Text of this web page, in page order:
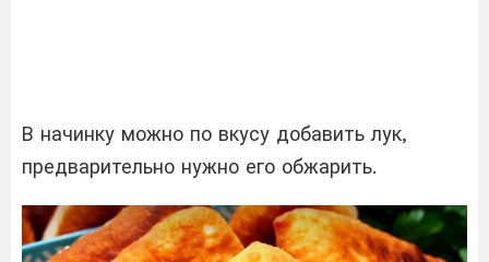
В начинку можно по вкусу добавить лук,
предварительно нужно его обжарить.